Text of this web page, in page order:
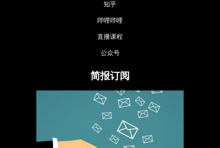
知乎
哔哩哔哩
直播课程
公众号
简报订阅